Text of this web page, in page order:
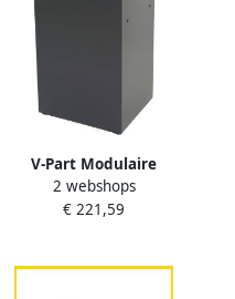
V-Part Modulaire
afvalscheidingsunit 90 liter
2 webshops
€ 221,59